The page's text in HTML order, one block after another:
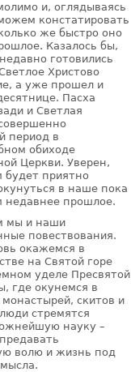
и, оглядываясь
констатировать
же быстро оно
Казалось бы,
готовились
Христово
а уже прошел и
Пасха
и Светлая
период в
обиходе
Церкви. Уверен,
будет приятно
в наше пока
недавнее прошлое.
мы и наши
повествования.
окажемся в
на Святой горе
уделе Пресвятой
где окунемся в
скитов и
стремятся
науку –
волю и жизнь под